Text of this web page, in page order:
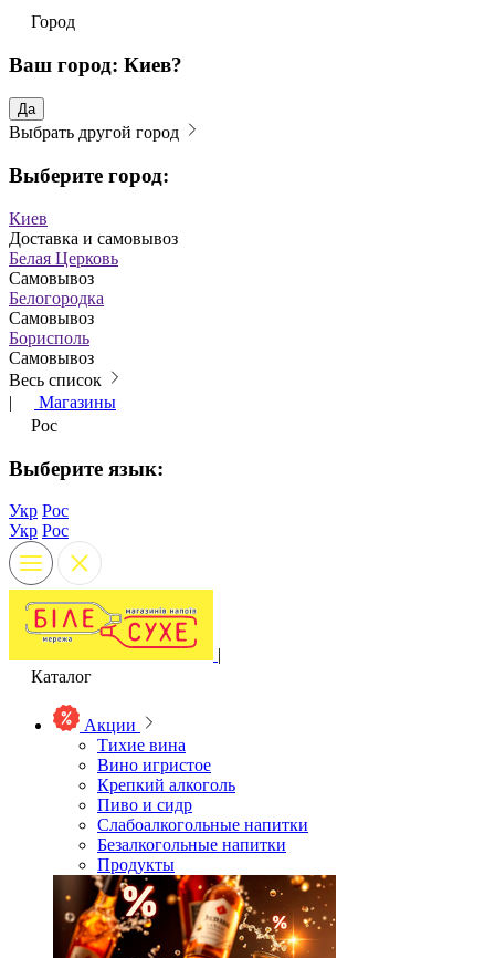
Город
Ваш город: Киев?
Да
Выбрать другой город
Выберите город:
Киев
Доставка и самовывоз
Белая Церковь
Самовывоз
Белогородка
Самовывоз
Борисполь
Самовывоз
Весь список
|
Магазины
Рос
Выберите язык:
Укр Рос
Укр Рос
|
Каталог
Акции
Тихие вина
Вино игристое
Крепкий алкоголь
Пиво и сидр
Слабоалкогольные напитки
Безалкогольные напитки
Продукты